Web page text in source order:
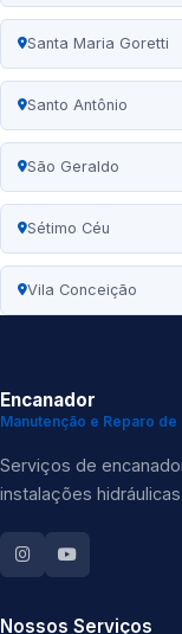
Santa Maria Goretti
Santo Antônio
São Geraldo
Sétimo Céu
Vila Conceição
Encanador
Manutenção e Reparo
Serviços de
instalações
Nossos Serviços